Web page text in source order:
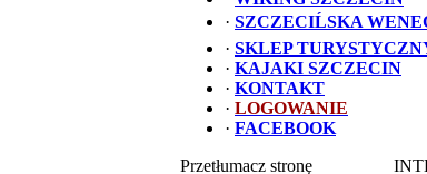
· SZCZECIĹSKA
· SKLEP
· KAJAKI SZCZECIN
· KONTAKT
· LOGOWANIE
· FACEBOOK
Przetłumacz stronę